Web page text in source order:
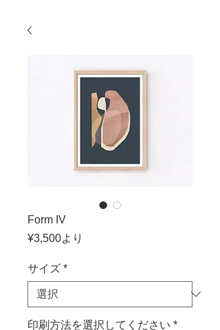
Form IV
¥3,500より
価
サイズ *
印刷方法を選択してください *